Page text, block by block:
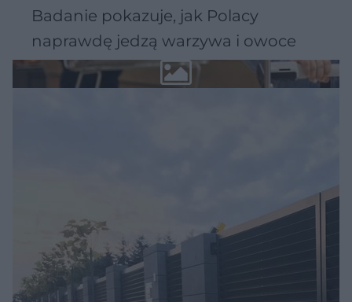
Badanie pokazuje, jak Polacy
naprawdę jedzą warzywa i owoce